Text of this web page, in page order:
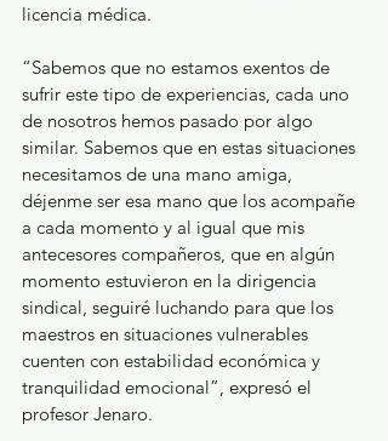
licencia médica.
“Sabemos que no estamos exentos de
sufrir este tipo de experiencias, cada uno
de nosotros hemos pasado por algo
similar. Sabemos que en estas situaciones
necesitamos de una mano amiga,
déjenme ser esa mano que los acompañe
a cada momento y al igual que mis
antecesores compañeros, que en algún
momento estuvieron en la dirigencia
sindical, seguiré luchando para que los
maestros en situaciones vulnerables
cuenten con estabilidad económica y
tranquilidad emocional”, expresó el
profesor Jenaro.